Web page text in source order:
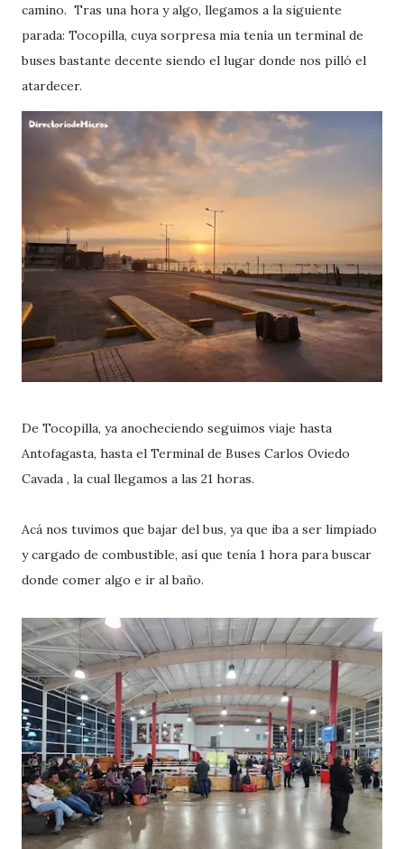
camino. Tras una hora y algo, llegamos a la siguiente
parada: Tocopilla, cuya sorpresa mia tenía un terminal de
buses bastante decente siendo el lugar donde nos pilló el
atardecer.
De Tocopilla, ya anocheciendo seguimos viaje hasta
Antofagasta, hasta el Terminal de Buses Carlos Oviedo
Cavada , la cual llegamos a las 21 horas.
Acá nos tuvimos que bajar del bus, ya que iba a ser limpiado
y cargado de combustible, así que tenía 1 hora para buscar
donde comer algo e ir al baño.